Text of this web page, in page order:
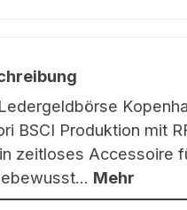
BSCI Produktion mit
zeitloses Accessoire
Mehr